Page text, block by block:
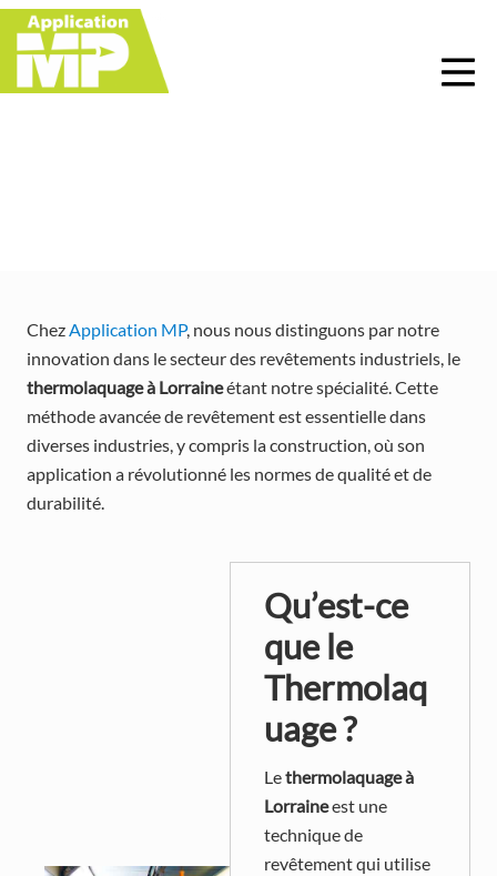
Menu
Skip
right
header
Skip
main
content
Skip
primary
sidebar
Skip
footer
ChezApplication MP, nous nous distinguons par notre
innovation dans le secteur des revêtements industriels, le
thermolaquage à Lorraineétant notre spécialité. Cette
méthode avancée de revêtement est essentielle dans
diverses industries, y compris la construction, où son
application a révolutionné les normes de qualité et de
durabilité.
Qu’est-ce
que le
Thermolaq
uage ?
Lethermolaquage à
Lorraineest une
technique de
revêtement qui utilise